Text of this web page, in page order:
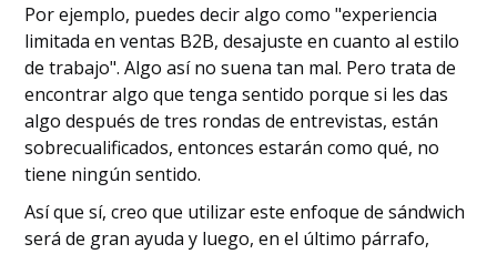
Por ejemplo, puedes decir algo como "experiencia
limitada en ventas B2B, desajuste en cuanto al estilo
de trabajo". Algo así no suena tan mal. Pero trata de
encontrar algo que tenga sentido porque si les das
algo después de tres rondas de entrevistas, están
sobrecualificados, entonces estarán como qué, no
tiene ningún sentido.
Así que sí, creo que utilizar este enfoque de sándwich
será de gran ayuda y luego, en el último párrafo,